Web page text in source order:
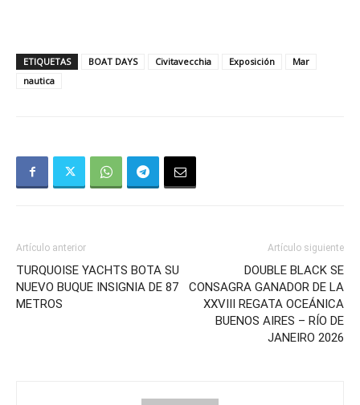
ETIQUETAS BOAT DAYS Civitavecchia Exposición
Mar
nautica
Artículo anterior
TURQUOISE YACHTS BOTA SU
NUEVO BUQUE INSIGNIA DE 87
METROS
Artículo siguiente
DOUBLE BLACK SE
CONSAGRA GANADOR DE LA
XXVIII REGATA OCEÁNICA
BUENOS AIRES – RÍO DE
JANEIRO 2026